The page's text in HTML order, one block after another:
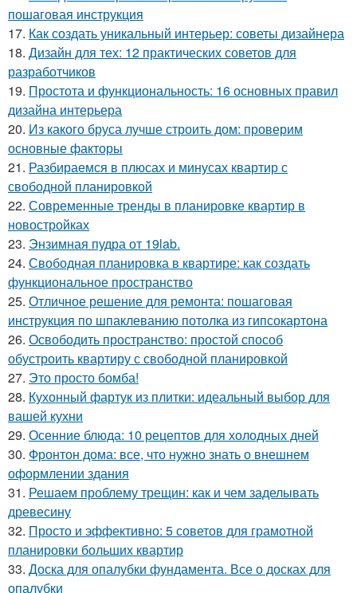
пошаговая инструкция
17. Как создать уникальный интерьер: советы дизайнера
18. Дизайн для тех: 12 практических советов для
разработчиков
19. Простота и функциональность: 16 основных правил
дизайна интерьера
20. Из какого бруса лучше строить дом: проверим
основные факторы
21. Разбираемся в плюсах и минусах квартир с
свободной планировкой
22. Современные тренды в планировке квартир в
новостройках
23. Энзимная пудра от 19lab.
24. Свободная планировка в квартире: как создать
функциональное пространство
25. Отличное решение для ремонта: пошаговая
инструкция по шпаклеванию потолка из гипсокартона
26. Освободить пространство: простой способ
обустроить квартиру с свободной планировкой
27. Это просто бомба!
28. Кухонный фартук из плитки: идеальный выбор для
вашей кухни
29. Осенние блюда: 10 рецептов для холодных дней
30. Фронтон дома: все, что нужно знать о внешнем
оформлении здания
31. Решаем проблему трещин: как и чем заделывать
древесину
32. Просто и эффективно: 5 советов для грамотной
планировки больших квартир
33. Доска для опалубки фундамента. Все о досках для
опалубки